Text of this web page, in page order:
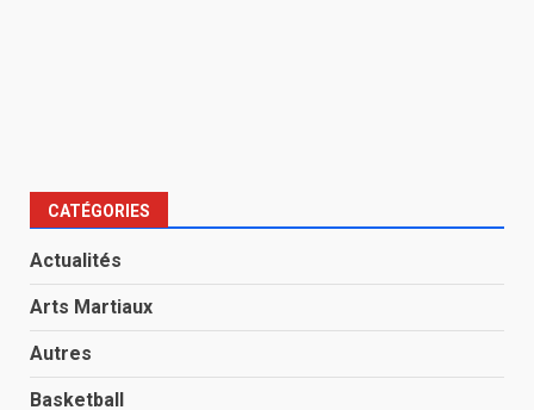
CATÉGORIES
Actualités
Arts Martiaux
Autres
Basketball